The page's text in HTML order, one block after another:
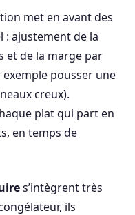
met en avant des
: ajustement de la
et de la marge par
pousser une
creux).
plat qui part en
en temps de
s’intègrent très
ils